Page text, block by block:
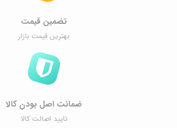
تضمین قیمت
بهترین قیمت بازار
ضمانت اصل ‌بودن کالا
تایید اصالت کالا